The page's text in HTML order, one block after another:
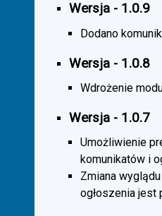
Wersja - 1.0.9
Dodano
Wersja - 1.0.8
Wdrożenie
Wersja - 1.0.7
Umożliwienie
komunikatów i
Zmiana
ogłoszenia jest